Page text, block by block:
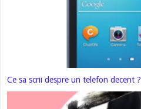
Ce sa scrii despre un telefon decent ?